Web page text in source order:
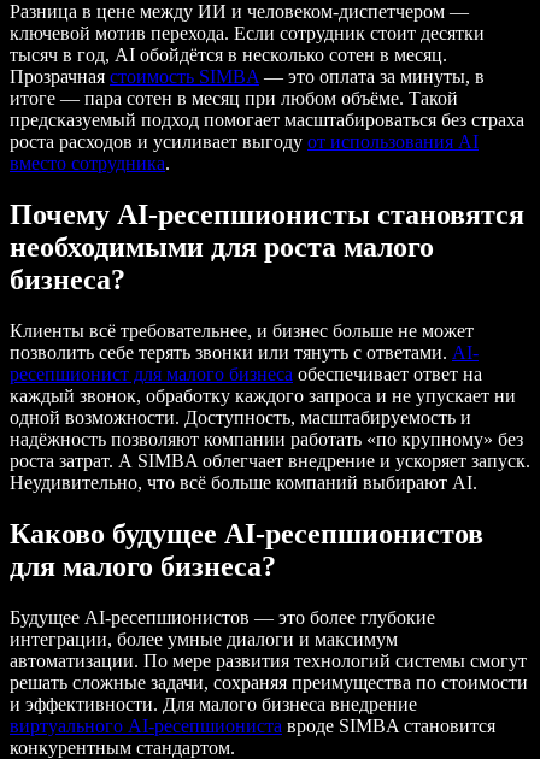
Разница в цене между ИИ и человеком-диспетчером —
ключевой мотив перехода. Если сотрудник стоит десятки
тысяч в год, AI обойдётся в несколько сотен в месяц.
Прозрачная стоимость SIMBA — это оплата за минуты, в
итоге — пара сотен в месяц при любом объёме. Такой
предсказуемый подход помогает масштабироваться без страха
роста расходов и усиливает выгоду от использования AI
вместо сотрудника.
Почему AI-ресепшионисты становятся
необходимыми для роста малого
бизнеса?
Клиенты всё требовательнее, и бизнес больше не может
позволить себе терять звонки или тянуть с ответами. AI-
ресепшионист для малого бизнеса обеспечивает ответ на
каждый звонок, обработку каждого запроса и не упускает ни
одной возможности. Доступность, масштабируемость и
надёжность позволяют компании работать «по крупному» без
роста затрат. А SIMBA облегчает внедрение и ускоряет запуск.
Неудивительно, что всё больше компаний выбирают AI.
Каково будущее AI-ресепшионистов
для малого бизнеса?
Будущее AI-ресепшионистов — это более глубокие
интеграции, более умные диалоги и максимум
автоматизации. По мере развития технологий системы смогут
решать сложные задачи, сохраняя преимущества по стоимости
и эффективности. Для малого бизнеса внедрение
виртуального AI-ресепшиониста вроде SIMBA становится
конкурентным стандартом.